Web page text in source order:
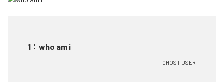
1 ： who am i
GHOST USER